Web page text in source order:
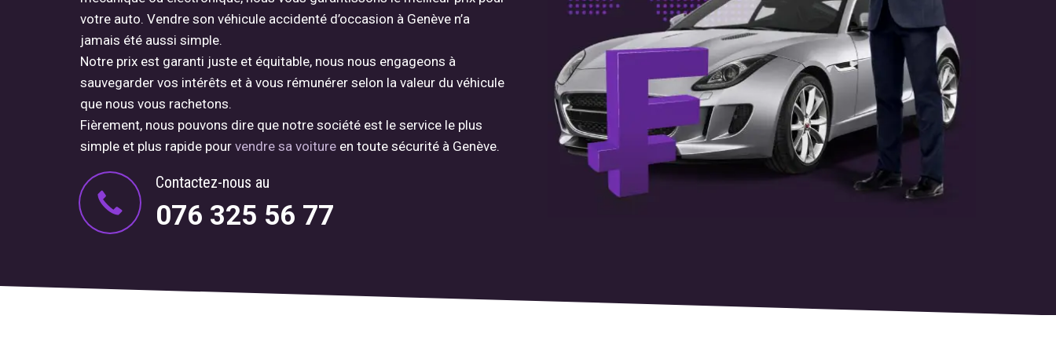
votre auto. Vendre son véhicule accidenté d’occasion à Genève n’a
jamais été aussi simple.
Notre prix est garanti juste et équitable, nous nous engageons à
sauvegarder vos intérêts et à vous rémunérer selon la valeur du véhicule
que nous vous rachetons.
Fièrement, nous pouvons dire que notre société est le service le plus
simple et plus rapide pour vendre sa voiture en toute sécurité à Genève.
Contactez-nous au
076 325 56 77